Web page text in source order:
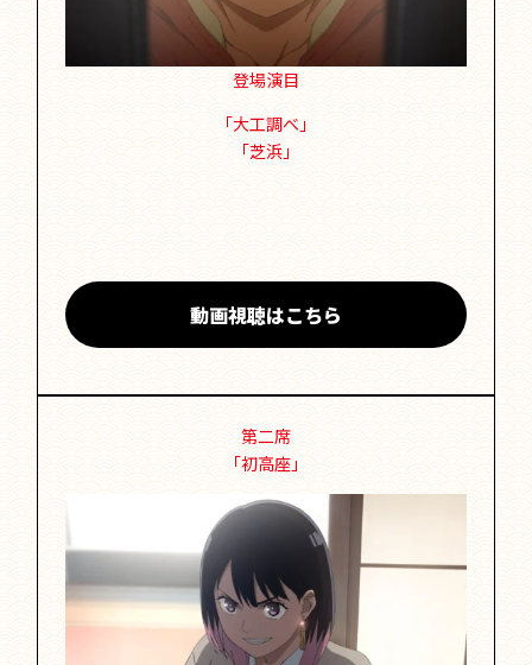
登場演目
「大工調べ」
「芝浜」
動画視聴はこちら
第二席
「初高座」